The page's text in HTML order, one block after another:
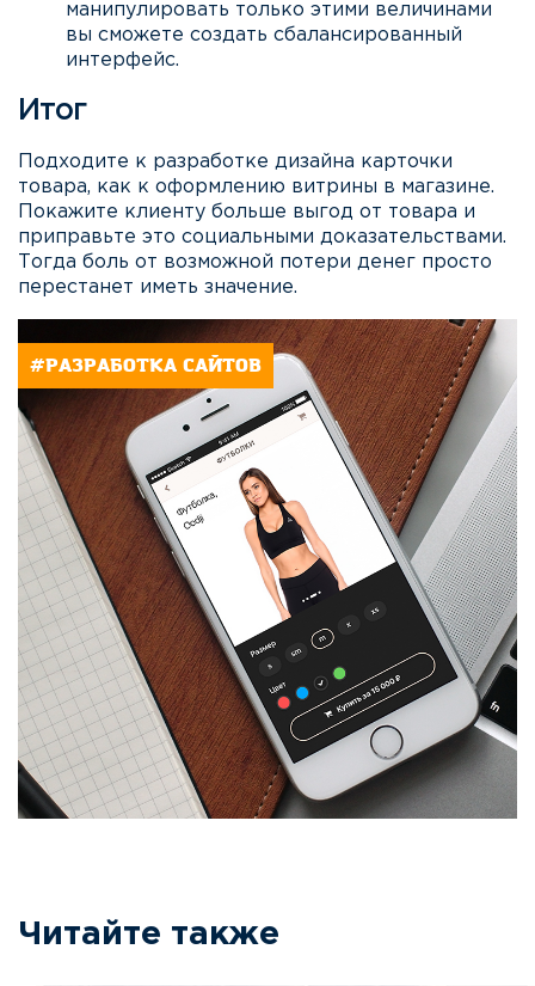
манипулировать только этими величинами
вы сможете создать сбалансированный
интерфейс.
Итог
Подходите к разработке дизайна карточки
товара, как к оформлению витрины в магазине.
Покажите клиенту больше выгод от товара и
приправьте это социальными доказательствами.
Тогда боль от возможной потери денег просто
перестанет иметь значение.
#РАЗРАБОТКА САЙТОВ
Читайте также